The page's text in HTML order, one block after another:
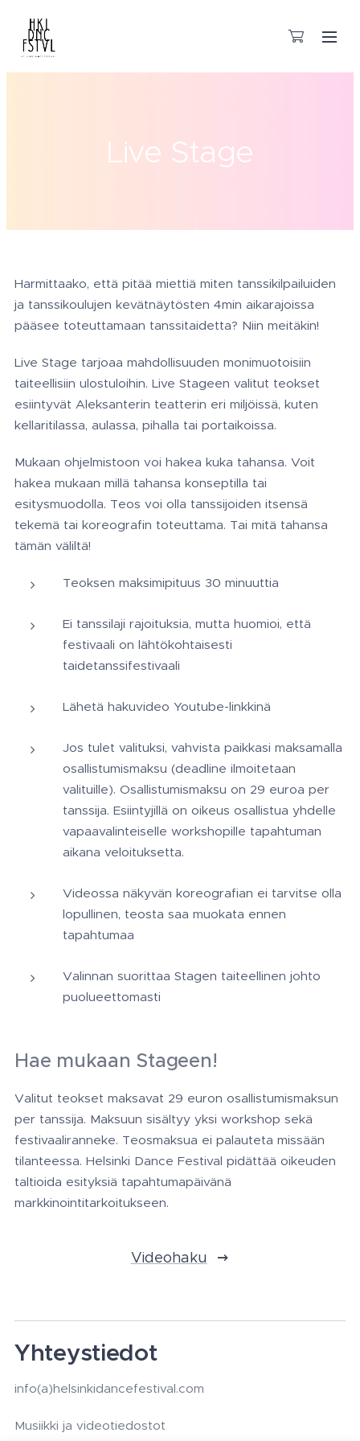
Live Stage
Harmittaako, että pitää miettiä miten tanssikilpailuiden
ja tanssikoulujen kevätnäytösten 4min aikarajoissa
pääsee toteuttamaan tanssitaidetta? Niin meitäkin!
Live Stage tarjoaa mahdollisuuden monimuotoisiin
taiteellisiin ulostuloihin. Live Stageen valitut teokset
esiintyvät Aleksanterin teatterin eri miljöissä, kuten
kellaritilassa, aulassa, pihalla tai portaikoissa.
Mukaan ohjelmistoon voi hakea kuka tahansa. Voit
hakea mukaan millä tahansa konseptilla tai
esitysmuodolla. Teos voi olla tanssijoiden itsensä
tekemä tai koreografin toteuttama. Tai mitä tahansa
tämän väliltä!
Teoksen maksimipituus 30 minuuttia
Ei tanssilaji rajoituksia, mutta huomioi, että
festivaali on lähtökohtaisesti
taidetanssifestivaali
Lähetä hakuvideo Youtube-linkkinä
Jos tulet valituksi, vahvista paikkasi maksamalla
osallistumismaksu (deadline ilmoitetaan
valituille). Osallistumismaksu on 29 euroa per
tanssija. Esiintyjillä on oikeus osallistua yhdelle
vapaavalinteiselle workshopille tapahtuman
aikana veloituksetta.
Videossa näkyvän koreografian ei tarvitse olla
lopullinen, teosta saa muokata ennen
tapahtumaa
Valinnan suorittaa Stagen taiteellinen johto
puolueettomasti
Hae mukaan Stageen!
Valitut teokset maksavat 29 euron osallistumismaksun
per tanssija. Maksuun sisältyy yksi workshop sekä
festivaaliranneke. Teosmaksua ei palauteta missään
tilanteessa. Helsinki Dance Festival pidättää oikeuden
taltioida esityksiä tapahtumapäivänä
markkinointitarkoitukseen.
Videohaku
Yhteystiedot
info(a)helsinkidancefestival.com
Musiikki ja videotiedostot